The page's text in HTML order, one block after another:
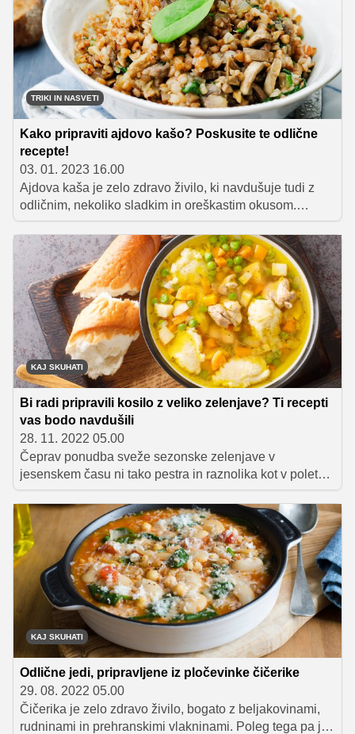
postaja vse bolj aktualna tudi pri nas, smo se odločili, da
pripravimo seznam 10 veganskih jedi, ki so enostavne
za pripravo in tudi ne vsebujejo zapletenih sestavin, z
njimi pa boste v svoj jedilnik vnesli 'svež veter' ter
predvsem več zdravih sestavin.
TRIKI IN NASVETI
Kako pripraviti ajdovo kašo? Poskusite te odlične
recepte!
03. 01. 2023 16.00
Ajdova kaša je zelo zdravo živilo, ki navdušuje tudi z
odličnim, nekoliko sladkim in oreškastim okusom.
Zaradi številnih koristnih lastnostih bi jo morali pogosto
uživati, a velikokrat žal nimamo ideje, kako naj jo sploh
pripravimo. Za vse, ki bi radi svoj jedilnik obogatili z
novimi jedmi, smo na enem mestu zbrali okusne
recepte, v katerih je osrednja sestavina prav ajdova
kaša.
KAJ SKUHATI
Bi radi pripravili kosilo z veliko zelenjave? Ti recepti
vas bodo navdušili
28. 11. 2022 05.00
Čeprav ponudba sveže sezonske zelenjave v
jesenskem času ni tako pestra in raznolika kot v poletnih
mesecih, imamo kljub vsemu kar precejšnjo izbiro.
Poleg gomoljnje in korenaste zelenjave, brokolija,
cvetače in zelja, si lahko pomagamo tudi z
najrazličnejšo zamrznjeno, fermentirano in vloženo
zelenjavo. Iz omenjenih živil si denimo pripravimo
okusno enolončnico ali pa izbrane dobrote preprosto
spečemo v pečici. Predstavljamo vam naše predloge
zelenjavnih jedi, ki vas bodo napolnile z energijo,
izboljšale prebavo in poskrbele tudi za boljše počutje.
KAJ SKUHATI
Odlične jedi, pripravljene iz pločevinke čičerike
29. 08. 2022 05.00
Čičerika je zelo zdravo živilo, bogato z beljakovinami,
rudninami in prehranskimi vlakninami. Poleg tega pa je